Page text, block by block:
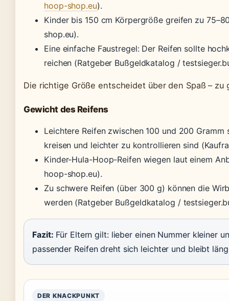
hoop-shop.eu).
Kinder bis 150 cm Körpergröße greifen zu
shop.eu).
Eine einfache Faustregel: Der Reifen sollte
reichen (Ratgeber Bußgeldkatalog /
Die richtige Größe entscheidet über den Spaß –
Gewicht des Reifens
Leichtere Reifen zwischen 100 und 200
kreisen und leichter zu kontrollieren sind
Kinder-Hula-Hoop-Reifen wiegen laut einem
hoop-shop.eu).
Zu schwere Reifen (über 300 g) können die
werden (Ratgeber Bußgeldkatalog /
Fazit: Für Eltern gilt: lieber einen Nummer kleiner
passender Reifen dreht sich leichter und bleibt
DER KNACKPUNKT